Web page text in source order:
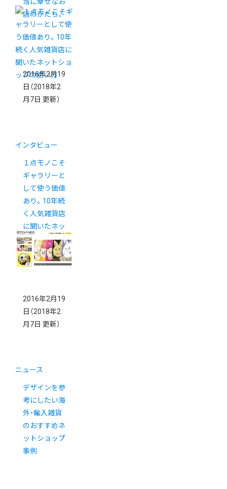
店のかたち。
2016年2月19
日 （2018年2
月7日 更新）
インタビュー
１点モノこそ
ギャラリーと
して使う価値
あり。10年続
く人気雑貨店
に聞いたネッ
トショップの
使い方
2016年2月19
日 （2018年2
月7日 更新）
ニュース
デザインを参
考にしたい海
外・輸入雑貨
のおすすめネ
ットショップ
事例